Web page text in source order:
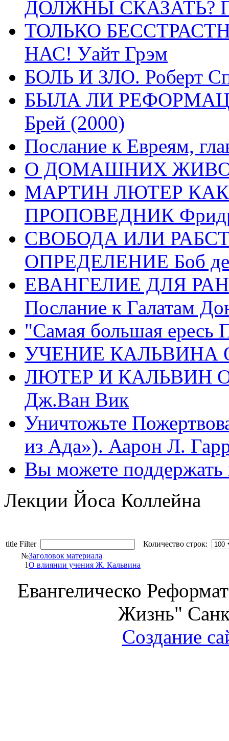
ДОЛЖНЫ СКАЗАТЬ?
ТОЛЬКО
НАС! Уайт Грэм
БОЛЬ И ЗЛО. Роберт
БЫЛА ЛИ
Брей (2000)
Послание к Евреям,
О ДОМАШНИХ
МАРТИН ЛЮТЕР
ПРОПОВЕДНИК
СВОБОДА ИЛИ
ОПРЕДЕЛЕНИЕ Боб де
ЕВАНГЕЛИЕ ДЛЯ
Послание к Галатам
"Самая большая ересь
УЧЕНИЕ КАЛЬВИНА
ЛЮТЕР И КАЛЬВИН
Дж.Ван Вик
Уничтожьте
из Ада»). Аарон Л.
Вы можете
Лекции Йоса Коллейна
title Filter
Количество строк:
№Заголовок материала
1О влиянии учения Ж. Кальвина
Евангелическо
Жизнь"
Создание